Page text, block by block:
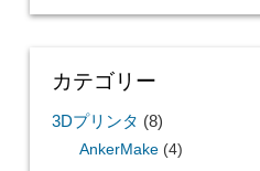
カテゴリー
3Dプリンタ (8)
AnkerMake(4)